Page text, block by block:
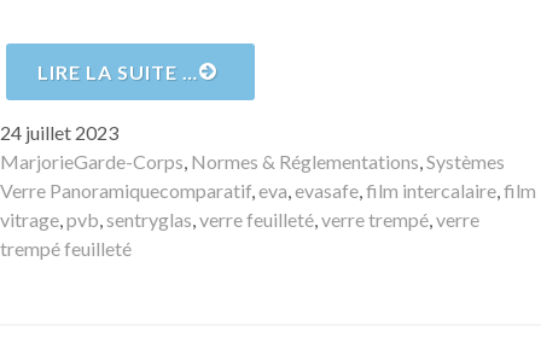
LIRE LA SUITE …
Publié
le
24 juillet 2023
Auteur
MarjorieCatégories
Garde-Corps, Normes & Réglementations,Systèmes
Verre PanoramiqueMots-
clés
comparatif,eva,evasafe,film intercalaire,film
vitrage,pvb,sentryglas,verre feuilleté,verre trempé,verre
trempé feuilleté